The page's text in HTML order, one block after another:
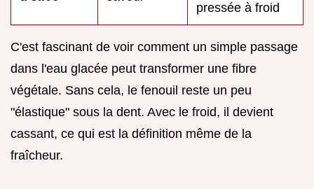
pressée à froid
C'est fascinant de voir comment un simple passage
dans l'eau glacée peut transformer une fibre
végétale. Sans cela, le fenouil reste un peu
"élastique" sous la dent. Avec le froid, il devient
cassant, ce qui est la définition même de la
fraîcheur.